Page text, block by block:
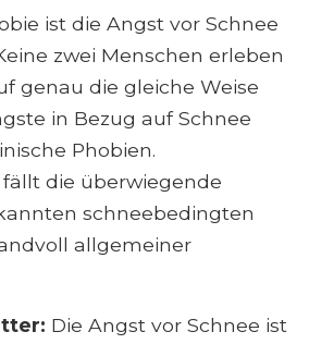
ist die Angst vor Schnee
zwei Menschen erleben
genau die gleiche Weise
in Bezug auf Schnee
Phobien.
die überwiegende
schneebedingten
allgemeiner
Die Angst vor Schnee ist